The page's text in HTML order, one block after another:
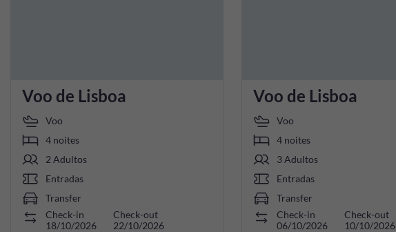
Voo de Lisboa
Voo
4 noites
2 Adultos
Entradas
Transfer
Check-in
18/10/2026
Check-out
22/10/2026
Voo de Lisboa
Voo
4 noites
3 Adultos
Entradas
Transfer
Check-in
06/10/2026
Check-out
10/10/2026